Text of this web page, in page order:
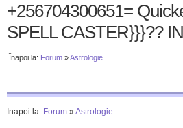
+256704300651=
SPELL CASTER}}}??
Înapoi la: Forum »Astrologie
Înapoi la: Forum »Astrologie